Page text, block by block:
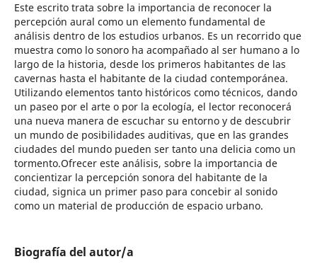
Este escrito trata sobre la importancia de reconocer la
percepción aural como un elemento fundamental de
análisis dentro de los estudios urbanos. Es un recorrido que
muestra como lo sonoro ha acompañado al ser humano a lo
largo de la historia, desde los primeros habitantes de las
cavernas hasta el habitante de la ciudad contemporánea.
Utilizando elementos tanto históricos como técnicos, dando
un paseo por el arte o por la ecología, el lector reconocerá
una nueva manera de escuchar su entorno y de descubrir
un mundo de posibilidades auditivas, que en las grandes
ciudades del mundo pueden ser tanto una delicia como un
tormento.Ofrecer este análisis, sobre la importancia de
concientizar la percepción sonora del habitante de la
ciudad, signica un primer paso para concebir al sonido
como un material de producción de espacio urbano.
Biografía del autor/a